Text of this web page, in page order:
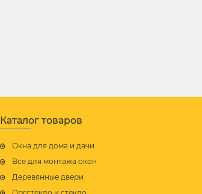
Каталог товаров
Окна для дома и дачи
Все для монтажа окон
Деревянные двери